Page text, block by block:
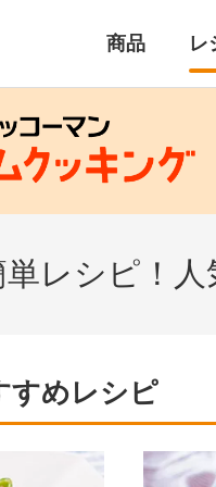
商品 レ
単レシピ！
すめレシピ